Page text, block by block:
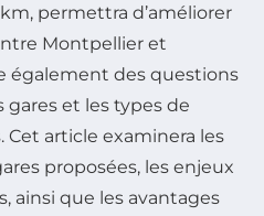
permettra d’améliorer
Montpellier et
également des questions
et les types de
article examinera les
proposées, les enjeux
ainsi que les avantages